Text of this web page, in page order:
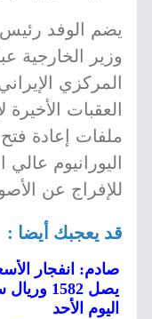
يضم الوفد رئيس
وزير الخارجية
المركزي
العقبات الأخيرة
ملفات إعادة
اليورانيوم عالي
للإفراج عن
قد يعجبك أيضا :
صادم: انفجار
اليوم الأحد